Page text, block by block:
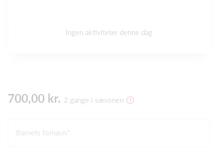
Ingen aktiviteter denne dag
700,00 kr. 2 gange i sæsonen
Barnets fornavn